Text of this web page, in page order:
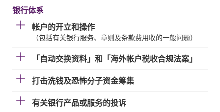
银行体系
帐户的开立和操作
（包括有关银行服务、章则及条款费用收的一般问题）
「自动交换资料」和「海外帐户税收合规法案」
打击洗钱及恐怖分子资金筹集
有关银行产品或服务的投诉